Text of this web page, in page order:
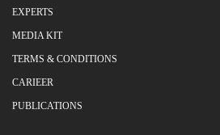
EXPERTS
MEDIA KIT
TERMS & CONDITIONS
CARIEER
PUBLICATIONS